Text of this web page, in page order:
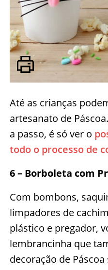
Até as crianças
artesanato de
a passo, é só ver o
todo o processo de
6 – Borboleta com
Com bombons,
limpadores de
plástico e pregador,
lembrancinha que
decoração de